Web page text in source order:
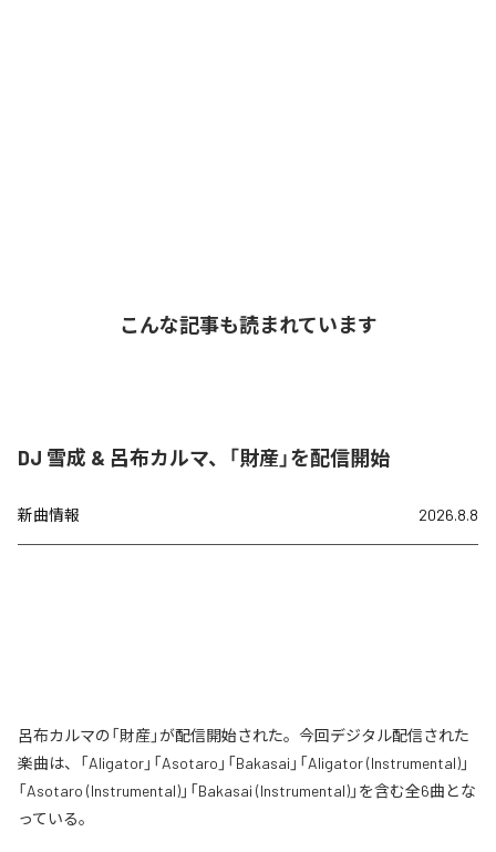
こんな記事も読まれています
DJ 雪成 & 呂布カルマ、「財産」を配信開始
新曲情報 2026.8.8
呂布カルマの「財産」が配信開始された。今回デジタル配信された
楽曲は、「Aligator」「Asotaro」「Bakasai」「Aligator (Instrumental)」
「Asotaro (Instrumental)」「Bakasai (Instrumental)」を含む全6曲とな
っている。